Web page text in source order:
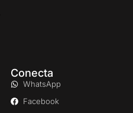
Conecta
WhatsApp
Facebook